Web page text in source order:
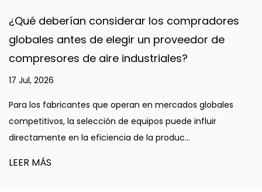
¿Qué deberían considerar los compradores
globales antes de elegir un proveedor de
compresores de aire industriales?
17 Jul, 2026
Para los fabricantes que operan en mercados globales
competitivos, la selección de equipos puede influir
directamente en la eficiencia de la produc...
LEER MÁS